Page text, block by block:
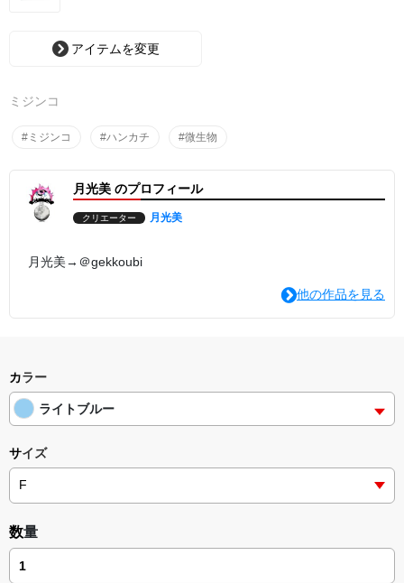
アイテムを変更
ミジンコ
#ミジンコ #ハンカチ #微生物
月光美 のプロフィール
クリエーター 月光美
月光美→＠gekkoubi
他の作品を見る
カラー
ライトブルー
サイズ
数量